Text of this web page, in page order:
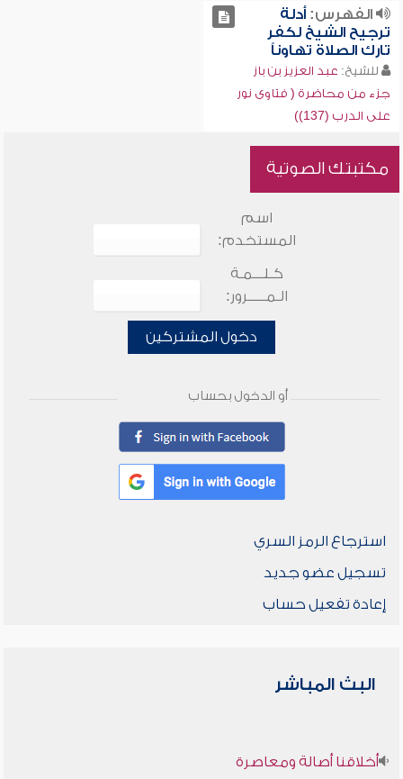
الفهرس:أدلة
ترجيح الشيخ لكفر
تارك الصلاة تهاوناً
للشيخ: عبد العزيز بن باز
جزء من محاضرة ( فتاوى نور
على الدرب (137))
مكتبتك الصوتية
اسم
المستخدم:
كـلـــمـة
الـمـــــرور:
دخول المشتركين
أو الدخول بحساب
استرجاع الرمز السري
تسجيل عضو جديد
إعادة تفعيل حساب
البث المباشر
أخلاقنا أصالة ومعاصرة